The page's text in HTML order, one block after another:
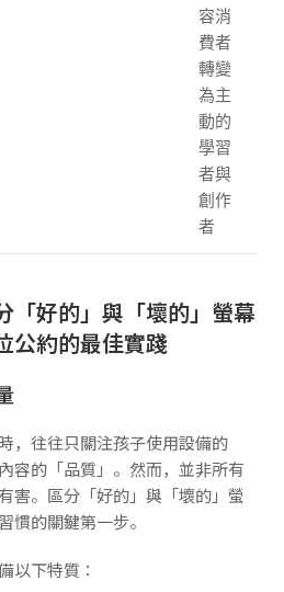
容消
費者
轉變
為主
動的
學習
者與
創作
者
「好的」與「壞的」螢幕
公約的最佳實踐
，往往只關注孩子使用設備的
容的「品質」。然而，並非所有
害。區分「好的」與「壞的」螢
慣的關鍵第一步。
以下特質：